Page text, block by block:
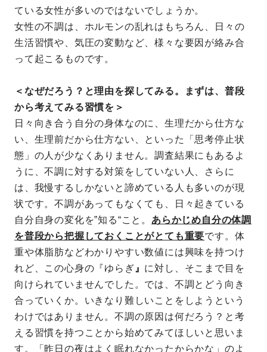
ている女性が多いのではないでしょうか。
女性の不調は、ホルモンの乱れはもちろん、日々の
生活習慣や、気圧の変動など、様々な要因が絡み合
って起こるものです。
＜なぜだろう？と理由を探してみる。まずは、普段
から考えてみる習慣を＞
日々向き合う自分の身体なのに、生理だから仕方な
い、生理前だから仕方ない、といった「思考停止状
態」の人が少なくありません。調査結果にもあるよ
うに、不調に対する対策をしていない人、さらに
は、我慢するしかないと諦めている人も多いのが現
状です。不調があってもなくても、日々起きている
自分自身の変化を”知る“こと。 あらかじめ自分の体調
を普段から把握しておくことがとても重要です。体
重や体脂肪などわかりやすい数値には興味を持つけ
れど、この心身の『ゆらぎ 』 に対し、そこまで目を
向けられていませんでした。では、不調とどう向き
合っていくか。いきなり難しいことをしようという
わけではありません。不調の原因は何だろう？と考
える習慣を持つことから始めてみてほしいと思いま
す。「昨日の夜はよく眠れなかったからかな」のよ